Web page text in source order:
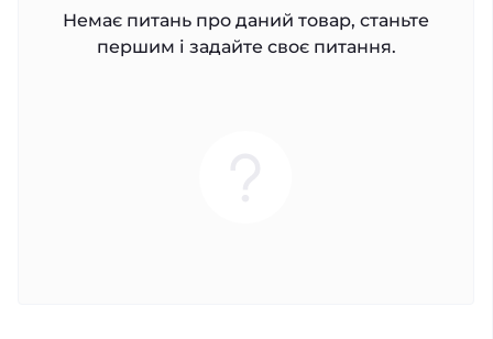
Немає питань про даний товар, станьте
першим і задайте своє питання.